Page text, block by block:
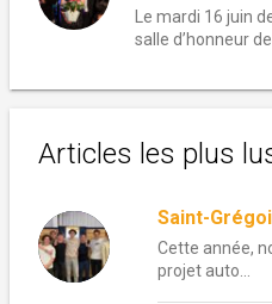
Le mardi 16 juin
salle d’honneur de
Articles les plus
Saint-
Cette année,
projet auto...